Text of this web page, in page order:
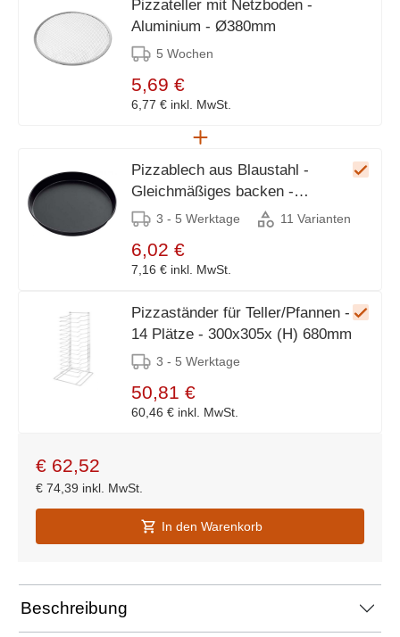
Pizzateller mit Netzboden -
Aluminium - Ø380mm
5 Wochen
5,69 €
6,77 € inkl. MwSt.
Pizzablech aus Blaustahl -
Gleichmäßiges backen -
Erhältlich in 11 Größen
3 - 5 Werktage 11 Varianten
6,02 €
7,16 € inkl. MwSt.
Pizzaständer für Teller/Pfannen -
14 Plätze - 300x305x (H) 680mm
3 - 5 Werktage
50,81 €
60,46 € inkl. MwSt.
€ 62,52
€ 74,39 inkl. MwSt.
In den Warenkorb
Beschreibung